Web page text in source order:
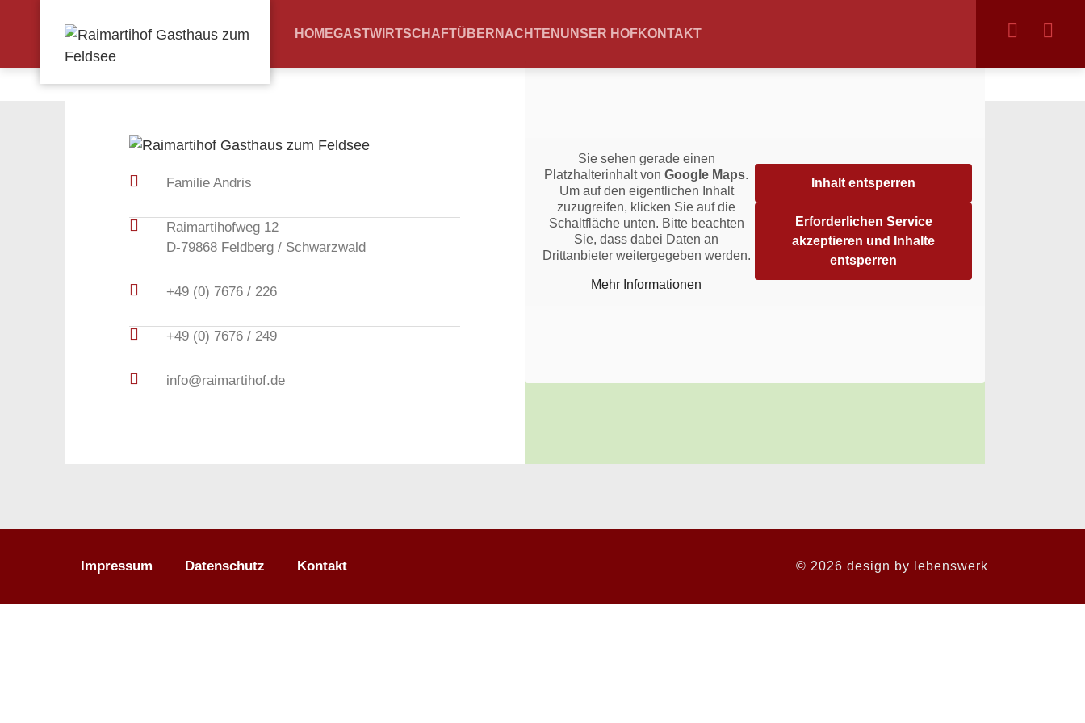
HOMEGASTWIRTSCHAFTÜBERNACHTEN UNSER HOFKONTAKT
Familie Andris
Raimartihofweg 12
D-79868 Feldberg / Schwarzwald
+49 (0) 7676 / 226
+49 (0) 7676 / 249
info@raimartihof.de
Sie sehen gerade einen
Platzhalterinhalt von Google Maps.
Um auf den eigentlichen Inhalt
zuzugreifen, klicken Sie auf die
Schaltfläche unten. Bitte beachten
Sie, dass dabei Daten an
Drittanbieter weitergegeben werden.
Mehr Informationen
Inhalt entsperren
Erforderlichen Service
akzeptieren und Inhalte
entsperren
Impressum Datenschutz Kontakt © 2026 design by lebenswerk